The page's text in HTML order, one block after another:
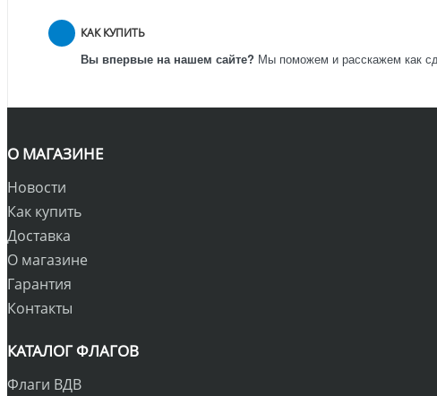
КАК КУПИТЬ
Вы впервые на нашем сайте? Мы поможем и расскажем как
О МАГАЗИНЕ
Новости
Как купить
Доставка
О магазине
Гарантия
Контакты
КАТАЛОГ ФЛАГОВ
Флаги ВДВ